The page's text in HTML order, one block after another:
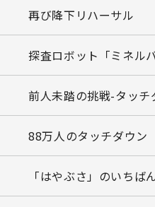
飛翔後の解析 (2)なぜ姿
幻の衛星「ひりゅう」
ヨーロッパの友人から
小田稔とともに
再び降下リハーサル
探査ロボット「ミネル
前人未踏の挑戦-タッ
88万人のタッチダウン
「はやぶさ」のいちば